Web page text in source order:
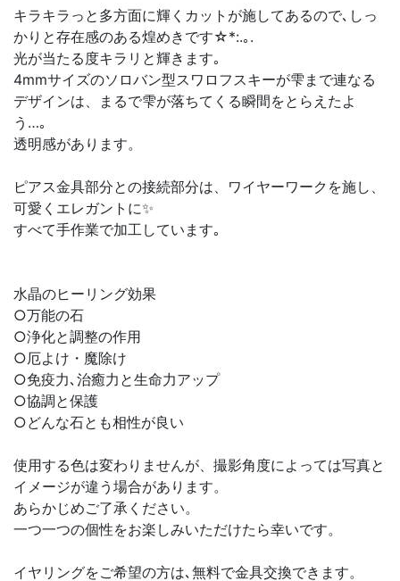
キラキラっと多方面に輝くカットが施してあるので､しっ
かりと存在感のある煌めきです☆*:.｡.
光が当たる度キラリと輝きます｡
4mmサイズのソロバン型スワロフスキーが雫まで連なる
デザインは、まるで雫が落ちてくる瞬間をとらえたよ
う…｡
透明感があります。
ピアス金具部分との接続部分は、ワイヤーワークを施し、
可愛くエレガントに✨
すべて手作業で加工しています｡
水晶のヒーリング効果
○万能の石
○浄化と調整の作用
○厄よけ・魔除け
○免疫力､治癒力と生命力アップ
○協調と保護
○どんな石とも相性が良い
使用する色は変わりませんが、撮影角度によっては写真と
イメージが違う場合があります。
あらかじめご了承ください。
一つ一つの個性をお楽しみいただけたら幸いです。
イヤリングをご希望の方は､無料で金具交換できます。